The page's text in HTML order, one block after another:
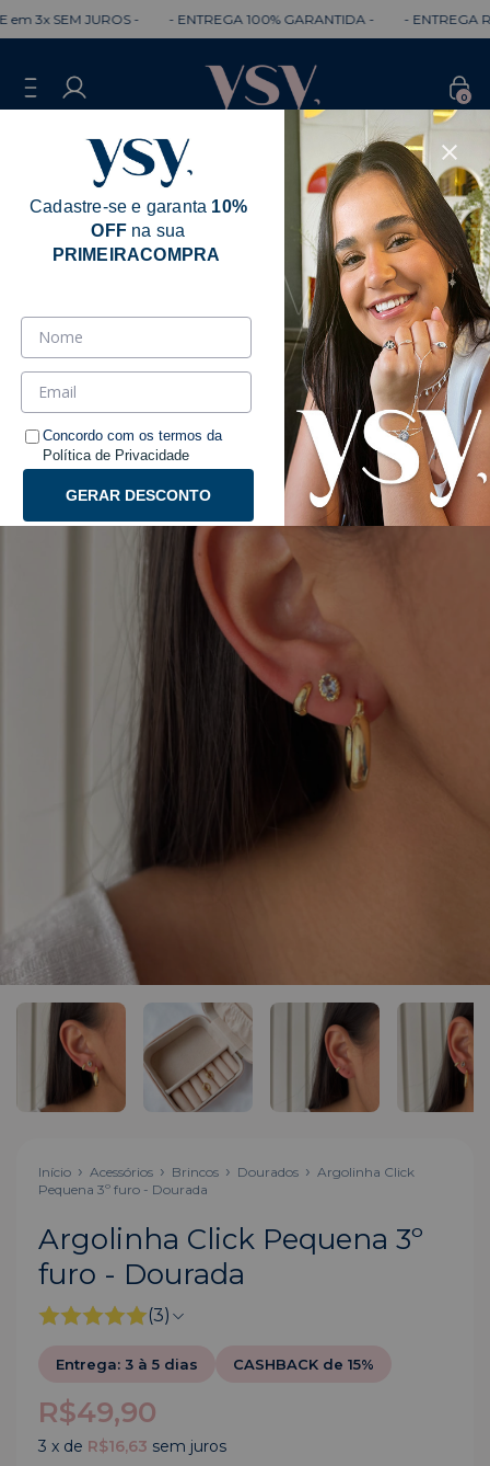
SEM JUROS - - ENTREGA 100% GARANTIDA - - ENTREGA
0
Início Acessórios Brincos Dourados
Argolinha Click
Pequena 3º furo - Dourada
Argolinha Click Pequena 3º
furo - Dourada
(3)
Entrega: 3 à 5 dias CASHBACK de 15%
R$49,90
3 x de R$16,63 sem juros
Cadastre-se e garanta 10%
OFF na sua
PRIMEIRACOMPRA
Concordo com os termos da
Política de Privacidade
GERAR DESCONTO